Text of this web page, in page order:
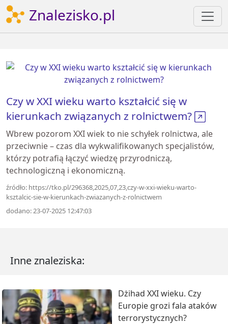
Znalezisko.pl
Czy w XXI wieku warto kształcić się w
kierunkach związanych z rolnictwem?
Wbrew pozorom XXI wiek to nie schyłek rolnictwa, ale
przeciwnie – czas dla wykwalifikowanych specjalistów,
którzy potrafią łączyć wiedzę przyrodniczą,
technologiczną i ekonomiczną.
źródło: https://tko.pl/296368,2025,07,23,czy-w-xxi-wieku-warto-
ksztalcic-sie-w-kierunkach-zwiazanych-z-rolnictwem
dodano: 23-07-2025 12:47:03
Inne znaleziska:
Dżihad XXI wieku. Czy
Europie grozi fala ataków
terrorystycznych?